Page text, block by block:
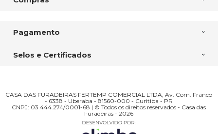
Pagamento
Selos e Certificados
CASA DAS FURADEIRAS FERTEMP COMERCIAL LTDA, Av. Com. Franco
- 6338 - Uberaba - 81560-000 - Curitiba - PR
CNPJ: 03.444.274/0001-68 | © Todos os direitos reservados - Casa das
Furadeiras - 2026